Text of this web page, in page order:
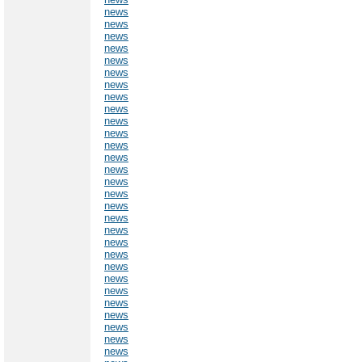
news
news
news
news
news
news
news
news
news
news
news
news
news
news
news
news
news
news
news
news
news
news
news
news
news
news
news
news
news